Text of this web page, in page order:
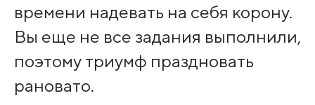
времени надевать на себя корону.
Вы еще не все задания выполнили,
поэтому триумф праздновать
рановато.